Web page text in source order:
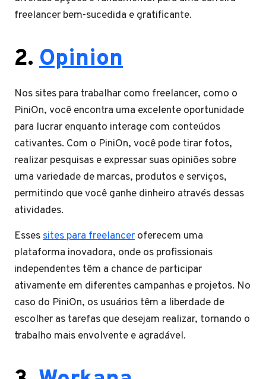
freelancer bem-sucedida e gratificante.
2. Opinion
Nos sites para trabalhar como freelancer, como o
PiniOn, você encontra uma excelente oportunidade
para lucrar enquanto interage com conteúdos
cativantes. Com o PiniOn, você pode tirar fotos,
realizar pesquisas e expressar suas opiniões sobre
uma variedade de marcas, produtos e serviços,
permitindo que você ganhe dinheiro através dessas
atividades.
Essessites para freelancer oferecem uma
plataforma inovadora, onde os profissionais
independentes têm a chance de participar
ativamente em diferentes campanhas e projetos. No
caso do PiniOn, os usuários têm a liberdade de
escolher as tarefas que desejam realizar, tornando o
trabalho mais envolvente e agradável.